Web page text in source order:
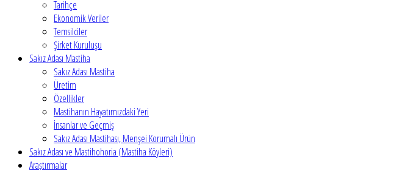
Tarihçe
Ekonomik Veriler
Temsilciler
Şirket Kuruluşu
Sakız Adası Mastiha
Sakız Adası Mastiha
Üretim
Özellikler
Mastihanın Hayatımızdaki Yeri
İnsanlar ve Geçmiş
Sakız Adası Mastihası, Menşei Korumalı Ürün
Sakız Adası ve Mastihohoria (Mastiha Köyleri)
Araştırmalar